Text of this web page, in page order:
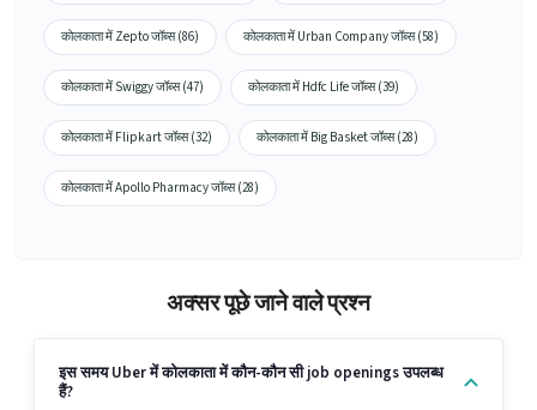
कोलकाता में Zepto जॉब्स (86) कोलकाता में Urban Company जॉब्स (58)
कोलकाता में Swiggy जॉब्स (47) कोलकाता में Hdfc Life जॉब्स (39)
कोलकाता में Flipkart जॉब्स (32) कोलकाता में Big Basket जॉब्स (28)
कोलकाता में Apollo Pharmacy जॉब्स (28)
अक्सर पूछे जाने वाले प्रश्न
इस समय Uber में कोलकाता में कौन-कौन सी job openings उपलब्ध
हैं?